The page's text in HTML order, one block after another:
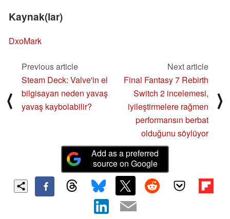
Kaynak(lar)
DxoMark
⟨
Previous article
Steam Deck: Valve'in el
bilgisayarı neden yavaş
yavaş kaybolabilir?
Next article
Final Fantasy 7 Rebirth
Switch 2 incelemesi,
iyileştirmelere rağmen
performansın berbat
olduğunu söylüyor
⟩
Add as a preferred
source on Google